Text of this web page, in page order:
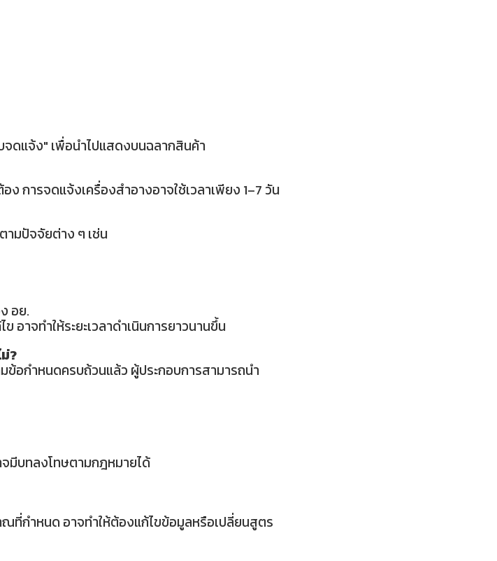
จดแจ้ง" เพื่อนำไปแสดงบนฉลากสินค้า
การจดแจ้งเครื่องสำอางอาจใช้เวลาเพียง 1–7 วัน
ามปัจจัยต่าง ๆ เช่น
อย.
าจทำให้ระยะเวลาดำเนินการยาวนานขึ้น
?
ข้อกำหนดครบถ้วนแล้ว ผู้ประกอบการสามารถนำ
มีบทลงโทษตามกฎหมายได้
ที่กำหนด อาจทำให้ต้องแก้ไขข้อมูลหรือเปลี่ยนสูตร